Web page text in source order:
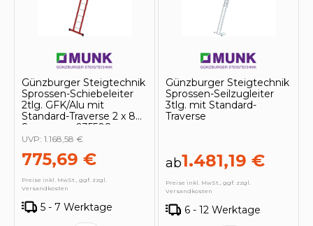
Günzburger Steigtechnik
Sprossen-Schiebeleiter
2tlg. GFK/Alu mit
Standard-Traverse 2 x 8
Sprossen - 035508
775,69 €
UVP: 1.168,58 €
Preise inkl. MwSt., ggf. zzgl.
Versandkosten
5 - 7 Werktage
Günzburger Steigtechnik
Sprossen-Seilzugleiter
3tlg. mit Standard-
Traverse
ab1.481,19 €
Preise inkl. MwSt., ggf. zzgl.
Versandkosten
6 - 12 Werktage